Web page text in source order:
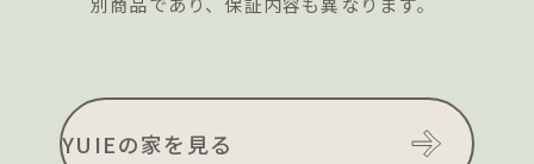
YUIEの家を見る